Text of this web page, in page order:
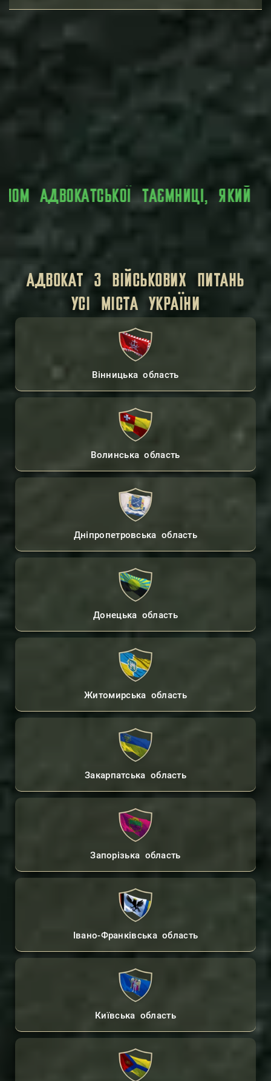
ВСТАНОВЛЕНИЙ ЗАКОНОМ.ВСЯ
АДВОКАТ З ВІЙСЬКОВИХ ПИТАНЬ
УСІ МІСТА УКРАЇНИ
Вінницька область
Волинська область
Дніпропетровська область
Донецька область
Житомирська область
Закарпатська область
Запорізька область
Івано-Франківська область
Київська область